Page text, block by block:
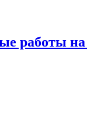
работы